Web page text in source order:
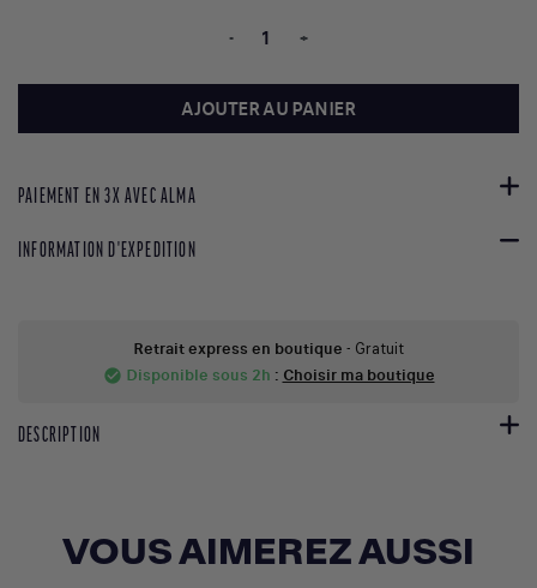
- +
AJOUTER AU PANIER
PAIEMENT EN 3X AVEC ALMA
INFORMATION D'EXPEDITION
Retrait express en boutique - Gratuit
check_circle Disponible sous 2h : Choisir ma boutique
DESCRIPTION
VOUS AIMEREZ AUSSI